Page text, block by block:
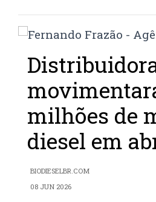
milhões de
diesel em
BIODIESELBR.COM
08 JUN 2026